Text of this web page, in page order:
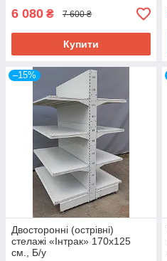
6 080 ₴ 7 600 ₴
Купити
–15%
Двосторонні (острівні)
стелажі «Інтрак» 170х125
см., Б/у